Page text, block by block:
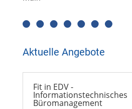
Aktuelle Angebote
Fit in EDV -
Informationstechnisches
Büromanagement